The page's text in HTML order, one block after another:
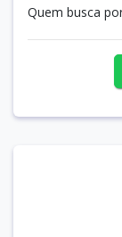
Quem busca